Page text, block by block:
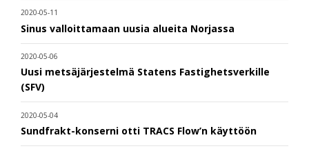
2020-05-11
Sinus valloittamaan uusia alueita Norjassa
2020-05-06
Uusi metsäjärjestelmä Statens Fastighetsverkille
(SFV)
2020-05-04
Sundfrakt-konserni otti TRACS Flow’n käyttöön